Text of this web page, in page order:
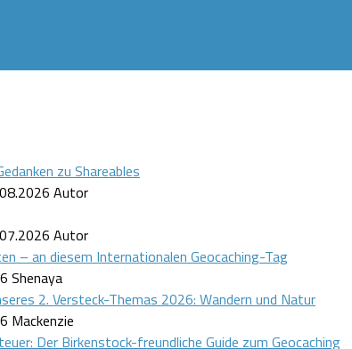
zu Shareables
Autor
Autor
– an diesem Internationalen Geocaching-Tag
Shenaya
2. Versteck-Themas 2026: Wandern und Natur
Mackenzie
Der Birkenstock-freundliche Guide zum Geocaching